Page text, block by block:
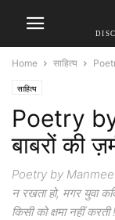
Home साहित्य
साहित्य
Poetry
बाबरों की
Poetry by Manmeet
न रखता हो, मगर युवा
किसी को क्षमा नहीं करती